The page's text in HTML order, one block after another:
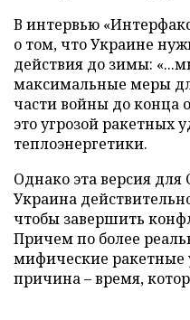
В интервью
о том, что Украине
действия до зимы:
максимальные меры
части войны до конца
это угрозой ракетных
теплоэнергетики.
Однако эта версия
Украина
чтобы завершить
Причем по более
мифические ракетные
причина – время,